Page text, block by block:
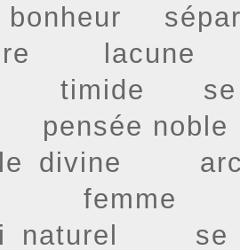
lacune
timide
pensée noble
divine
femme
naturel
se